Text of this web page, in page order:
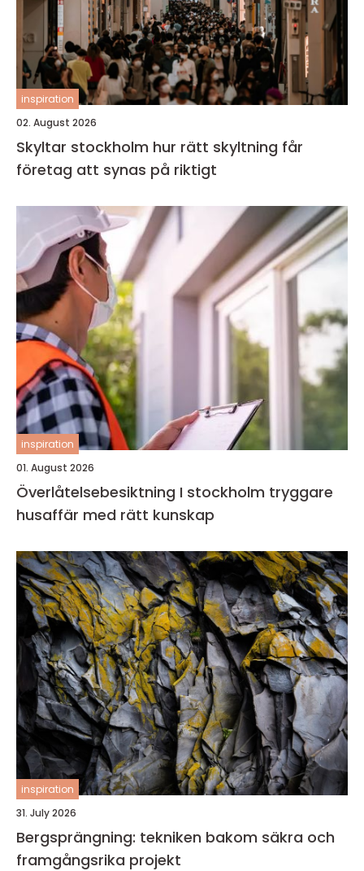
inspiration
02. August 2026
Skyltar stockholm hur rätt skyltning får
företag att synas på riktigt
inspiration
01. August 2026
Överlåtelsebesiktning I stockholm tryggare
husaffär med rätt kunskap
inspiration
31. July 2026
Bergsprängning: tekniken bakom säkra och
framgångsrika projekt